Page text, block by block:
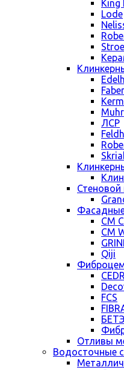
King
Lode
Muhr
ЛСР
CM
CM
Qiji
FCS
Отливы
Водосточные